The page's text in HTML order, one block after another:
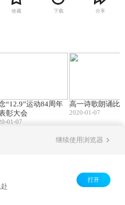
收藏 下载 分享
“12.9”运动84周年
彰大会
01-07
高一诗歌朗诵比
2020-01-07
继续使用浏览器
打开